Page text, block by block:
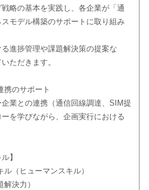
略の基本を実践し、各企業が「通
モデル構築のサポートに取り組み
進捗管理や課題解決策の提案な
ただきます。
のサポート
業との連携（通信回線調達、SIM提
を学びながら、企画実行における
】
（ヒューマンスキル）
決力）